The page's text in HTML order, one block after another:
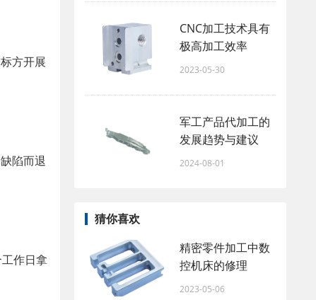
方开展
陷而退
作日拿
CNC加工技术具有
极高加工效率
2023-05-30
军工产品代加工的
发展趋势与建议
2024-08-01
猜你喜欢
精密零件加工中数
控机床的修理
2023-05-06